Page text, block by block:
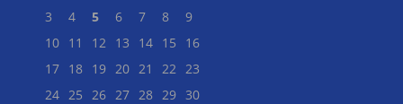
3
4 5 6 7 8
9
10 11 12 13 14 15
16
17 18 19 20 21 22 23
24 25 26 27 28 29 30